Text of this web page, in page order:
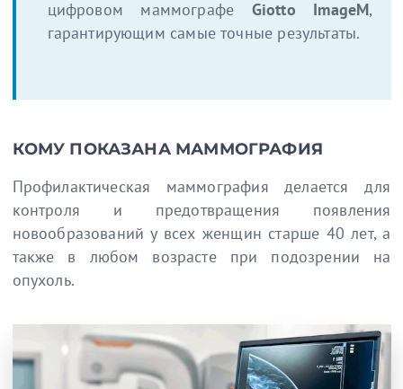
цифровом маммографе Giotto ImageM,
гарантирующим самые точные результаты.
КОМУ ПОКАЗАНА МАММОГРАФИЯ
Профилактическая маммография делается для
контроля и предотвращения появления
новообразований у всех женщин старше 40 лет, а
также в любом возрасте при подозрении на
опухоль.